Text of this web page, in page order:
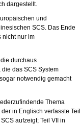
dargestellt.
und
SCS. Das Ende
nicht nur im
durchaus
das SCS System
notwendig gemacht
Thema
in Englisch verfasste Teil
aufzeigt; Teil VII in